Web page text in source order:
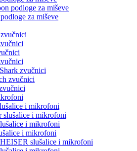
podloge za miševe
za miševe
zvučnici
zvučnici
i mikrofoni
slušalice i mikrofoni
i mikrofoni
i mikrofoni
slušalice i mikrofoni